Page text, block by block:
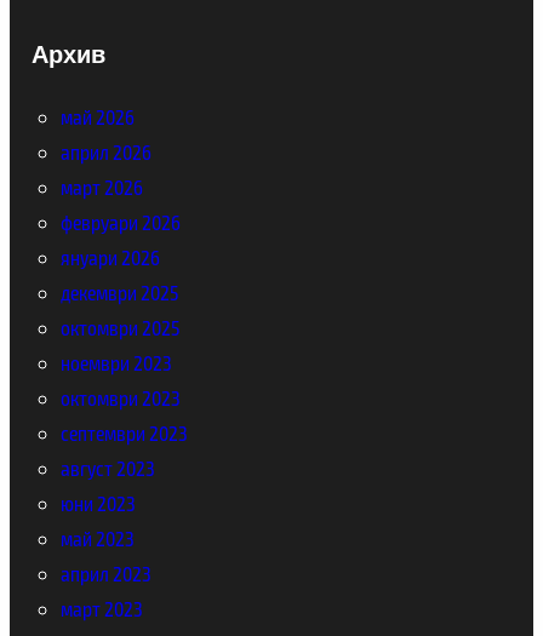
Архив
май 2026
април 2026
март 2026
февруари 2026
януари 2026
декември 2025
октомври 2025
ноември 2023
октомври 2023
септември 2023
август 2023
юни 2023
май 2023
април 2023
март 2023